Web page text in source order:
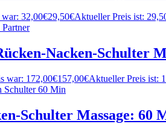
32,00€29,50€Aktueller Preis ist:
Nacken-Schulter
war: 172,00€157,00€Aktueller Preis ist:
Schulter Massage: 60